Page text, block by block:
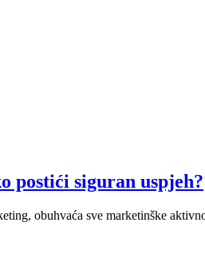
postići siguran uspjeh?
obuhvaća sve marketinške